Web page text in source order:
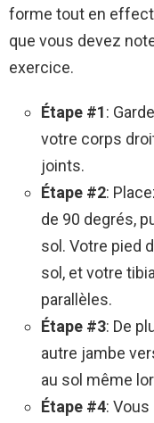
forme tout en
que vous devez
exercice.
Étape #1:
votre corps
joints.
Étape #2:
de 90 degrés,
sol. Votre pied
sol, et votre
parallèles.
Étape #3: De
autre jambe
au sol même
Étape #4: